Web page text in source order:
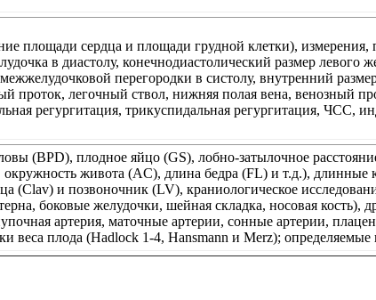
площади сердца и площади грудной клетки),
в диастолу, конечнодиастолический размер левого
перегородки в систолу, внутренний
проток, легочный ствол, нижняя полая вена, венозный
регургитация, трикуспидальная регургитация, ЧСС,
(BPD), плодное яйцо (GS), лобно-затылочное
живота (AC), длина бедра (FL) и т.д.), длинные
(Clav) и позвоночник (LV), краниологическое
боковые желудочки, шейная складка, носовая кость),
артерия, маточные артерии, сонные артерии,
веса плода (Hadlock 1-4, Hansmann и Merz); определяемые